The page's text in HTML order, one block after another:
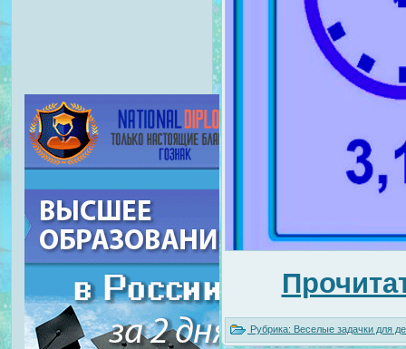
Рубрика: Веселые задачки для